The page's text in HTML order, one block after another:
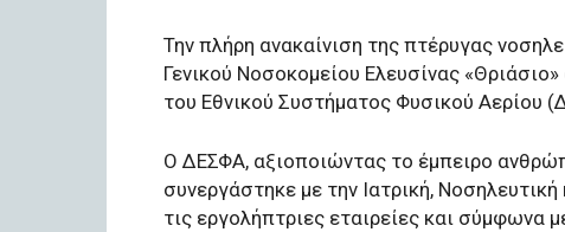
Την πλήρη ανακαίνιση της πτέρυγας
Γενικού Νοσοκομείου Ελευσίνας
του Εθνικού Συστήματος Φυσικού Αερίου
Ο ΔΕΣΦΑ, αξιοποιώντας το έμπειρο
συνεργάστηκε με την Ιατρική,
τις εργολήπτριες εταιρείες και σύμφωνα